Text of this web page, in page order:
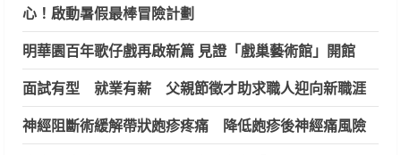
心！啟動暑假最棒冒險計劃
明華園百年歌仔戲再啟新篇 見證「戲巢藝術館」開館
面試有型 就業有薪 父親節徵才助求職人迎向新職涯
神經阻斷術緩解帶狀皰疹疼痛 降低皰疹後神經痛風險